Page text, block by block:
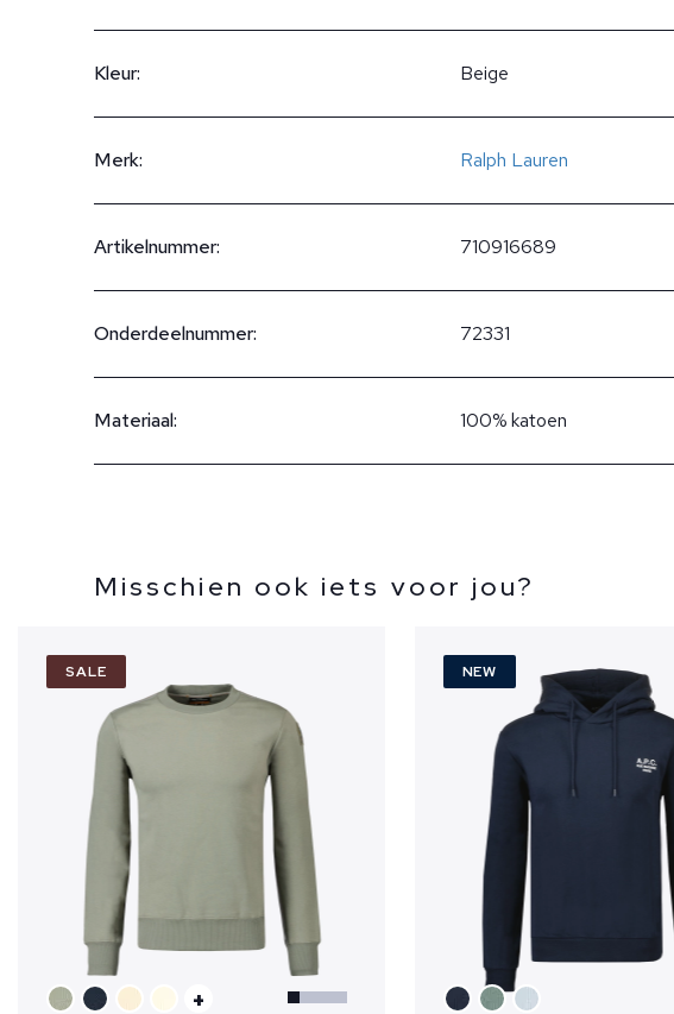
Kleur: Beige
Merk: Ralph Lauren
Artikelnummer: 710916689
Onderdeelnummer: 72331
Materiaal: 100% katoen
Misschien ook iets voor jou?
SALE
+
NEW